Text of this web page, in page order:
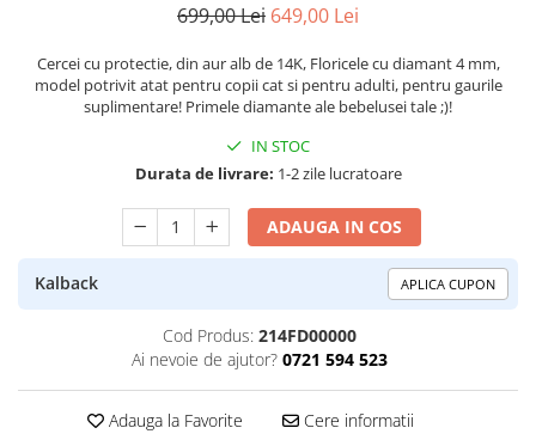
699,00 Lei 649,00 Lei
Cercei cu protectie, din aur alb de 14K, Floricele cu diamant 4 mm,
model potrivit atat pentru copii cat si pentru adulti, pentru gaurile
suplimentare! Primele diamante ale bebelusei tale ;)!
IN STOC
Durata de livrare: 1-2 zile lucratoare
ADAUGA IN COS
Kalback APLICA CUPON
Cod Produs: 214FD00000
Ai nevoie de ajutor? 0721 594 523
Adauga la Favorite Cere informatii